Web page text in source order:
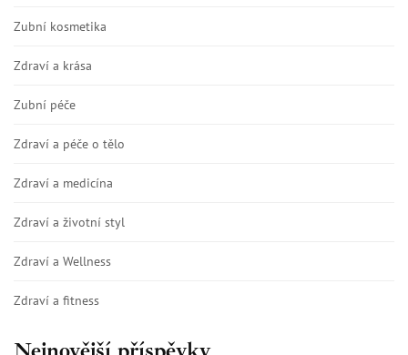
Zubní kosmetika
Zdraví a krása
Zubní péče
Zdraví a péče o tělo
Zdraví a medicína
Zdraví a životní styl
Zdraví a Wellness
Zdraví a fitness